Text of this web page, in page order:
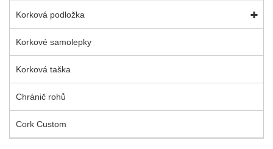
Korková podložka
Korkové samolepky
Korková taška
Chránič rohů
Cork Custom